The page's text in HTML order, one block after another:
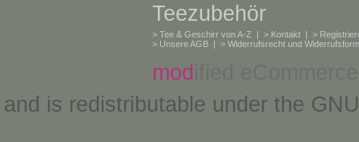
Teezubehör
> Tee & Geschirr von A-Z | > Kontakt | >
> Unsere AGB | > Widerrufsrecht und
mod
and is redistributable under the